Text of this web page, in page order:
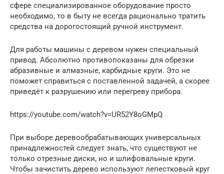
сфере специализированное оборудование просто
необходимо, то в быту не всегда рационально тратить
средства на дорогостоящий ручной инструмент.
Для работы машины с деревом нужен специальный
привод. Абсолютно противопоказаны для обрезки
абразивные и алмазные, карбидные круги. Это не
поможет справиться с поставленной задачей, а скорее
приведёт к разрушению или перегреву прибора.
https://youtube.com/watch?v=UR52Y8oGMpQ
При выборе деревообрабатывающих универсальных
принадлежностей следует знать, что существуют не
только отрезные диски, но и шлифовальные круги.
Чтобы зачистить дерево используют лепестковый круг